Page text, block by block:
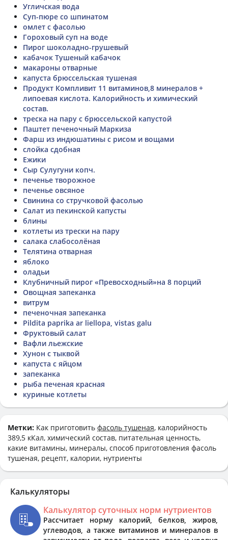
Угличская вода
Суп-пюре со шпинатом
омлет с фасолью
Гороховый суп на воде
Пирог шоколадно-грушевый
кабачок Тушеный кабачок
макароны отварные
капуста брюссельская тушеная
Продукт Компливит 11 витаминов,8 минералов +
липоевая кислота. Калорийность и химический
состав.
треска на пару с брюссельской капустой
Паштет печеночный Маркиза
Фарш из индюшатины с рисом и вощами
слойка сдобная
Ежики
Сыр Сулугуни копч.
печенье творожное
печенье овсяное
Свинина со стручковой фасолью
Салат из пекинской капусты
блины
котлеты из трески на пару
салака слабосолёная
Телятина отварная
яблоко
оладьи
Клубничный пирог «Превосходный»на 8 порций
Овощная запеканка
витрум
печеночная запеканка
Pildita paprika ar liellopa, vistas galu
Фруктовый салат
Вафли льежские
Хунон с тыквой
капуста с яйцом
запеканка
рыба печеная красная
куриные котлеты
Метки: Как приготовить фасоль тушеная, калорийность
389,5 кКал, химический состав, питательная ценность,
какие витамины, минералы, способ приготовления фасоль
тушеная, рецепт, калории, нутриенты
Калькуляторы
Калькулятор суточных норм нутриентов
Рассчитает норму калорий, белков, жиров,
углеводов, а также витаминов и минералов в